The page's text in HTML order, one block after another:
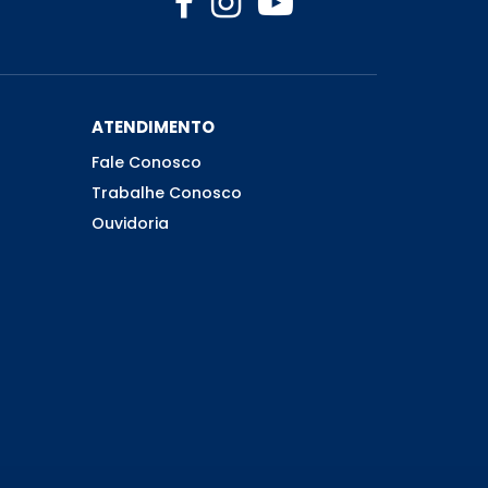
ATENDIMENTO
Fale Conosco
Trabalhe Conosco
Ouvidoria